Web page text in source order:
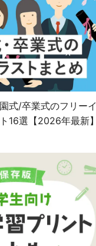
式/卒業式のフリーイ
16選【2026年最新】